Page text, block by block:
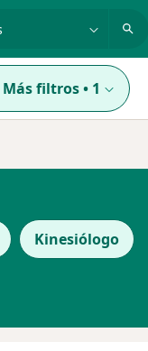
Más filtros• 1
Kinesiólogo